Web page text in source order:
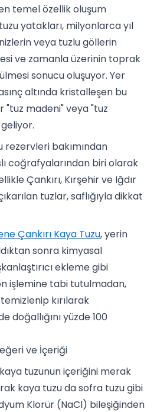
temel özellik oluşum
yatakları, milyonlarca yıl
veya tuzlu göllerin
ve zamanla üzerinin toprak
sonucu oluşuyor. Yer
altında kristalleşen bu
"tuz madeni" veya "tuz
rezervleri bakımından
coğrafyalarından biri olarak
Çankırı, Kırşehir ve Iğdır
tuzlar, saflığıyla dikkat
Çankırı Kaya Tuzu, yerin
sonra kimyasal
ekleme gibi
işlemine tabi tutulmadan,
kırılarak
doğallığını yüzde 100
ve İçeriği
kaya tuzunun içeriğini merak
kaya tuzu da sofra tuzu gibi
Klorür (NaCl) bileşiğinden